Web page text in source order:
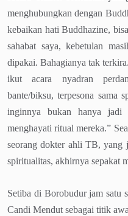
menghubungkan dengan
kebaikan hati Buddhazine,
sahabat saya, kebetulan
dipakai. Bahagianya tak
ikut acara nyadran
bante/biksu, terpesona sama
inginnya bukan hanya jadi
menghayati ritual mereka.”
seorang dokter ahli TB, yang
spiritualitas, akhirnya sepakat
Setiba di Borobudur jam satu
Candi Mendut sebagai titik